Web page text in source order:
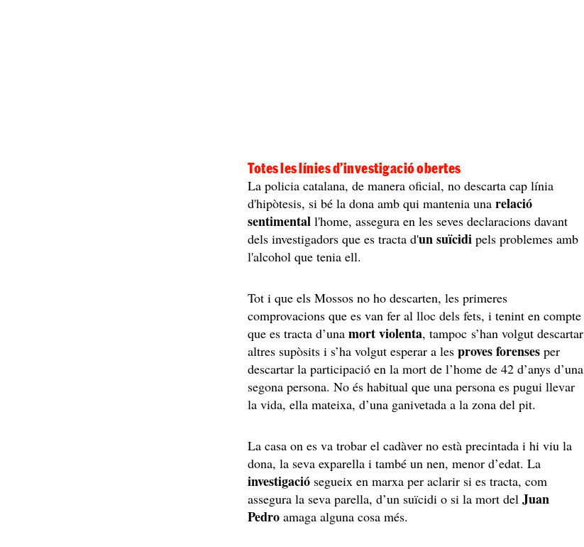
Totes les línies d’investigació obertes
La policia catalana, de manera oficial, no descarta cap línia
d'hipòtesis, si bé la dona amb qui mantenia unarelació
sentimentall'home, assegura en les seves declaracions davant
dels investigadors que es tracta d'un suïcidipels problemes amb
l'alcohol que tenia ell.
Tot i que els Mossos no ho descarten, les primeres
comprovacions que es van fer al lloc dels fets, i tenint en compte
que es tracta d’unamort violenta, tampoc s’han volgut descartar
altres supòsits i s’ha volgut esperar a les proves forenses per
descartar la participació en la mort de l’home de 42 d’anys d’una
segona persona. No és habitual que una persona es pugui llevar
la vida, ella mateixa, d’una ganivetada a la zona del pit.
La casa on es va trobar el cadàver no està precintada i hi viu la
dona, la seva exparella i també un nen, menor d’edat. La
investigació segueix en marxa per aclarir si es tracta, com
assegura la seva parella, d’un suïcidi o si la mort delJuan
Pedro amaga alguna cosa més.